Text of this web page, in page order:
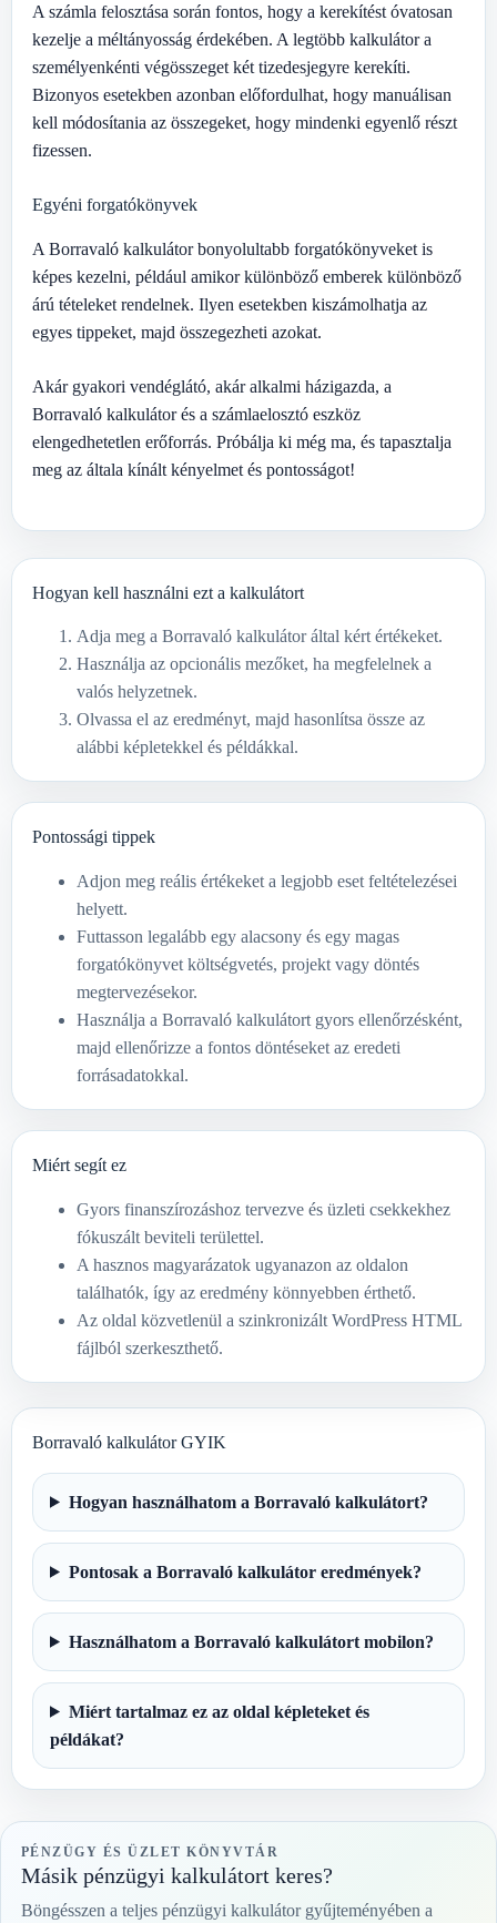
A számla felosztása során fontos, hogy a kerekítést óvatosan
kezelje a méltányosság érdekében. A legtöbb kalkulátor a
személyenkénti végösszeget két tizedesjegyre kerekíti.
Bizonyos esetekben azonban előfordulhat, hogy manuálisan
kell módosítania az összegeket, hogy mindenki egyenlő részt
fizessen.
Egyéni forgatókönyvek
A Borravaló kalkulátor bonyolultabb forgatókönyveket is
képes kezelni, például amikor különböző emberek különböző
árú tételeket rendelnek. Ilyen esetekben kiszámolhatja az
egyes tippeket, majd összegezheti azokat.
Akár gyakori vendéglátó, akár alkalmi házigazda, a
Borravaló kalkulátor és a számlaelosztó eszköz
elengedhetetlen erőforrás. Próbálja ki még ma, és tapasztalja
meg az általa kínált kényelmet és pontosságot!
Hogyan kell használni ezt a kalkulátort
Adja meg a Borravaló kalkulátor által kért értékeket.
Használja az opcionális mezőket, ha megfelelnek a
valós helyzetnek.
Olvassa el az eredményt, majd hasonlítsa össze az
alábbi képletekkel és példákkal.
Pontossági tippek
Adjon meg reális értékeket a legjobb eset feltételezései
helyett.
Futtasson legalább egy alacsony és egy magas
forgatókönyvet költségvetés, projekt vagy döntés
megtervezésekor.
Használja a Borravaló kalkulátort gyors ellenőrzésként,
majd ellenőrizze a fontos döntéseket az eredeti
forrásadatokkal.
Miért segít ez
Gyors finanszírozáshoz tervezve és üzleti csekkekhez
fókuszált beviteli területtel.
A hasznos magyarázatok ugyanazon az oldalon
találhatók, így az eredmény könnyebben érthető.
Az oldal közvetlenül a szinkronizált WordPress HTML
fájlból szerkeszthető.
Borravaló kalkulátor GYIK
Hogyan használhatom a Borravaló kalkulátort?
Pontosak a Borravaló kalkulátor eredmények?
Használhatom a Borravaló kalkulátort mobilon?
Miért tartalmaz ez az oldal képleteket és
példákat?
PÉNZÜGY ÉS ÜZLET KÖNYVTÁR
Másik pénzügyi kalkulátort keres?
Böngésszen a teljes pénzügyi kalkulátor gyűjteményében a